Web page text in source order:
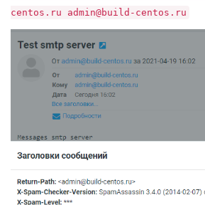
centos.ru admin@build-centos.ru